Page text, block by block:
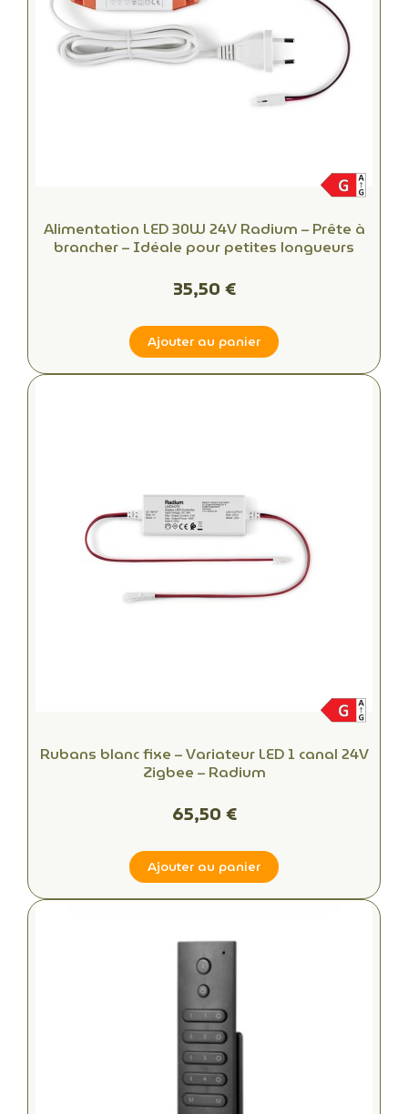
Alimentation LED 30W 24V Radium – Prête à
brancher – Idéale pour petites longueurs
35,50 €
Ajouter au panier
Rubans blanc fixe – Variateur LED 1 canal 24V
Zigbee – Radium
65,50 €
Ajouter au panier